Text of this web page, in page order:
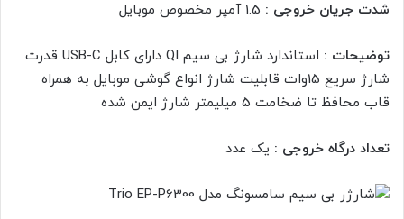
شدت جریان خروجی :
توضیحات :
استاندارد شارژ بی سیم QI دارای کابل USB-C قدرت
شارژ سریع 15وات قابلیت شارژ انواع گوشی موبایل به همراه
قاب محافظ تا ضخامت 5 میلیمتر شارژ ایمن شده
تعداد درگاه خروجی : یک عدد